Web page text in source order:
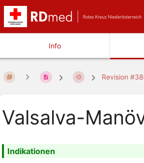
Info
Revision
Valsalva-
Indikationen